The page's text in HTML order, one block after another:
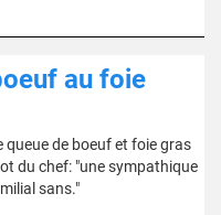
au foie
de boeuf et foie gras
du chef: "une sympathique
sans."